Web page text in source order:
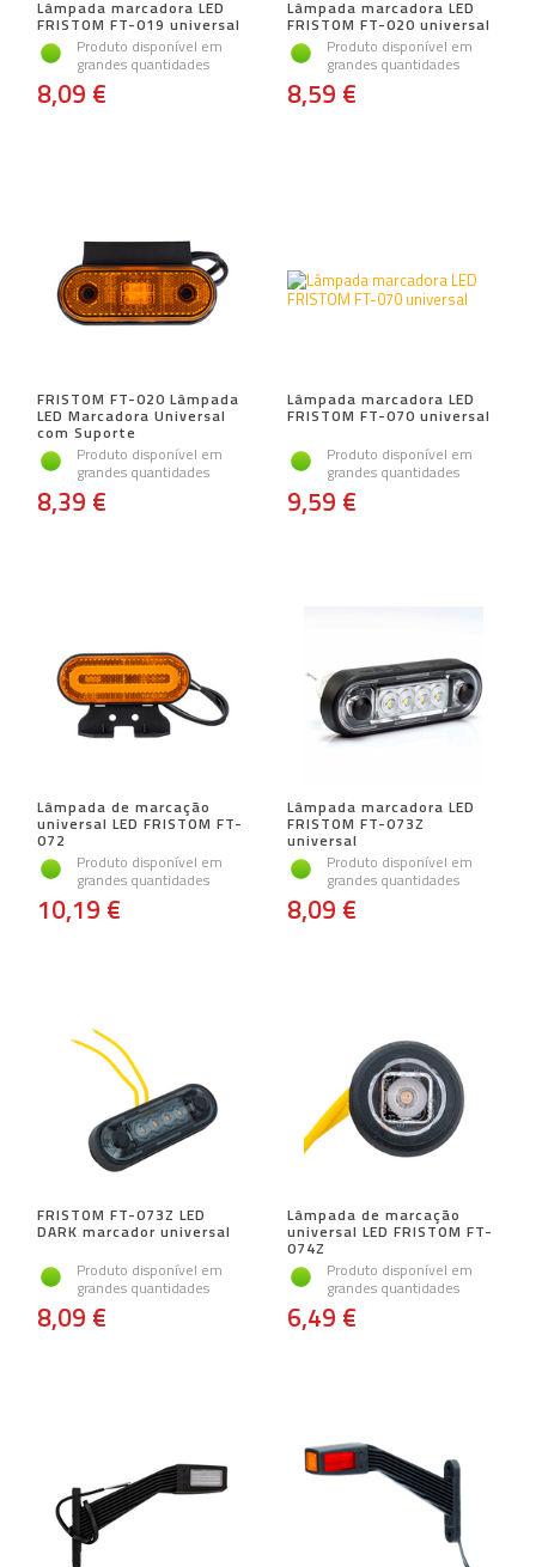
Lâmpada marcadora LED
FRISTOM FT-019 universal
Produto disponível em
grandes quantidades
8,09 €
Lâmpada marcadora LED
FRISTOM FT-020 universal
Produto disponível em
grandes quantidades
8,59 €
FRISTOM FT-020 Lâmpada
LED Marcadora Universal
com Suporte
Produto disponível em
grandes quantidades
8,39 €
Lâmpada marcadora LED
FRISTOM FT-070 universal
Produto disponível em
grandes quantidades
9,59 €
Lâmpada de marcação
universal LED FRISTOM FT-
072
Produto disponível em
grandes quantidades
10,19 €
Lâmpada marcadora LED
FRISTOM FT-073Z
universal
Produto disponível em
grandes quantidades
8,09 €
FRISTOM FT-073Z LED
DARK marcador universal
Produto disponível em
grandes quantidades
8,09 €
Lâmpada de marcação
universal LED FRISTOM FT-
074Z
Produto disponível em
grandes quantidades
6,49 €